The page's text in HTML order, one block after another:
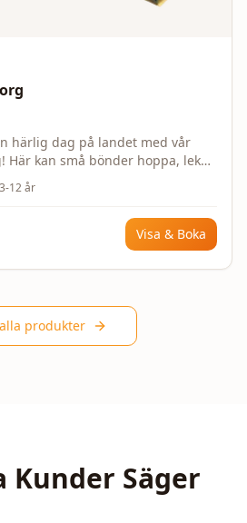
härlig dag på landet med vår
kan små bönder hoppa, leka i
omgiven av glada
lantlig design. En perfekt
fantasin och ge timmar av
högkvalitativa, certifierade
maximal säkerhet och
leka tryggt och fritt. En
3-12 år
Visa & Boka
produkter
Kunder Säger